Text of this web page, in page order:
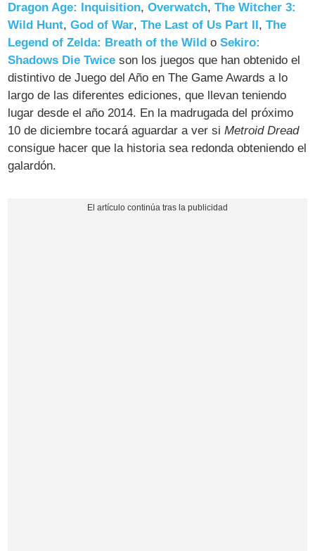
Dragon Age: Inquisition,Overwatch,The Witcher 3:
Wild Hunt,God of War,The Last of Us Part II ,The
Legend of Zelda: Breath of the Wild oSekiro:
Shadows Die Twice son los juegos que han obtenido el
distintivo de Juego del Año en The Game Awards a lo
largo de las diferentes ediciones, que llevan teniendo
lugar desde el año 2014. En la madrugada del próximo
10 de diciembre tocará aguardar a ver siMetroid Dread
consigue hacer que la historia sea redonda obteniendo el
galardón.